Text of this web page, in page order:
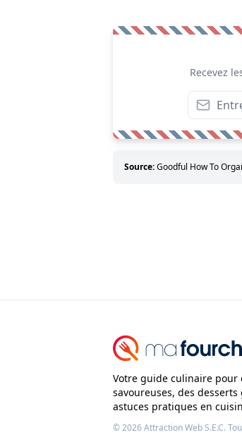
Recevez
Source:Goodful How To
Votre guide culinaire pour
savoureuses, des
astuces pratiques en
© 2026Attraction Web S.E.C.